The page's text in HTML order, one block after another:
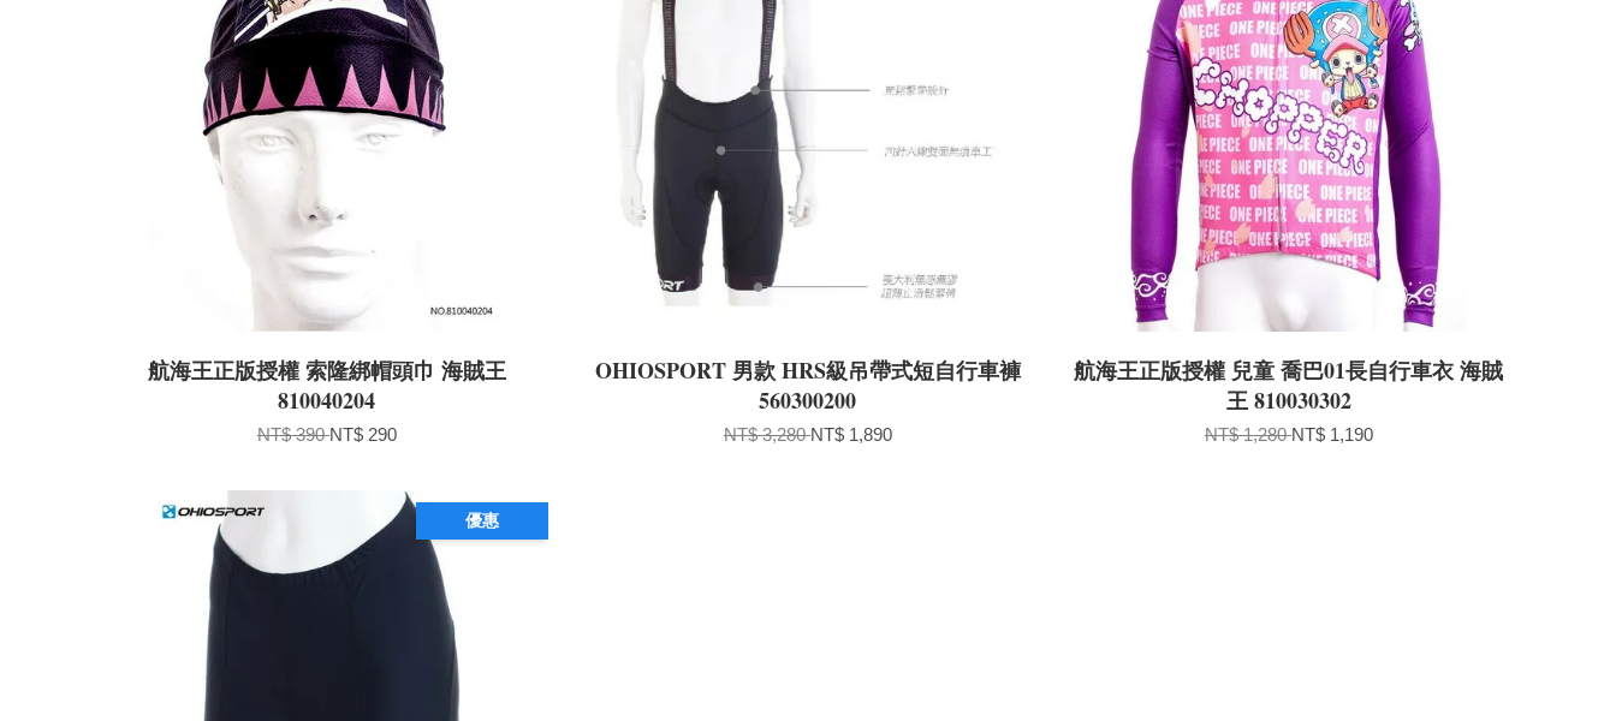
航海王正版授權 索隆綁帽頭巾 海賊王
810040204
NT$ 390NT$ 290
OHIOSPORT 男款 HRS級吊帶式短自行車褲
560300200
NT$ 3,280NT$ 1,890
航海王正版授權 兒童 喬巴01長自行車衣 海賊
王 810030302
NT$ 1,280NT$ 1,190
優惠